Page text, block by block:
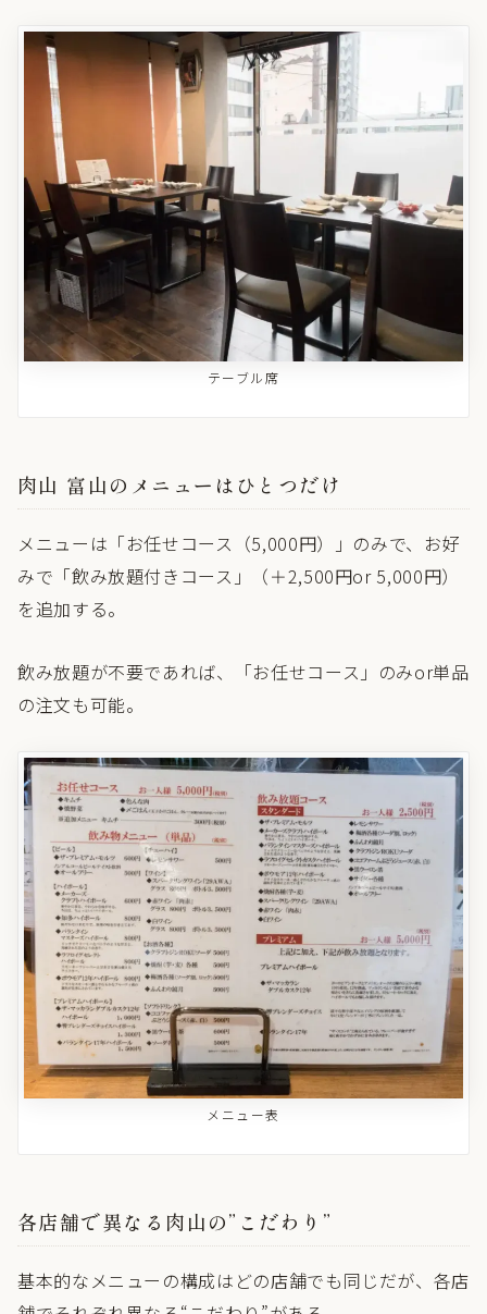
テーブル席
肉山 富山のメニューはひとつだけ
メニューは「お任せコース（5,000円）」のみで、お好
みで「飲み放題付きコース」（＋2,500円or 5,000円）
を追加する。
飲み放題が不要であれば、「お任せコース」のみor単品
の注文も可能。
メニュー表
各店舗で異なる肉山の”こだわり”
基本的なメニューの構成はどの店舗でも同じだが、各店